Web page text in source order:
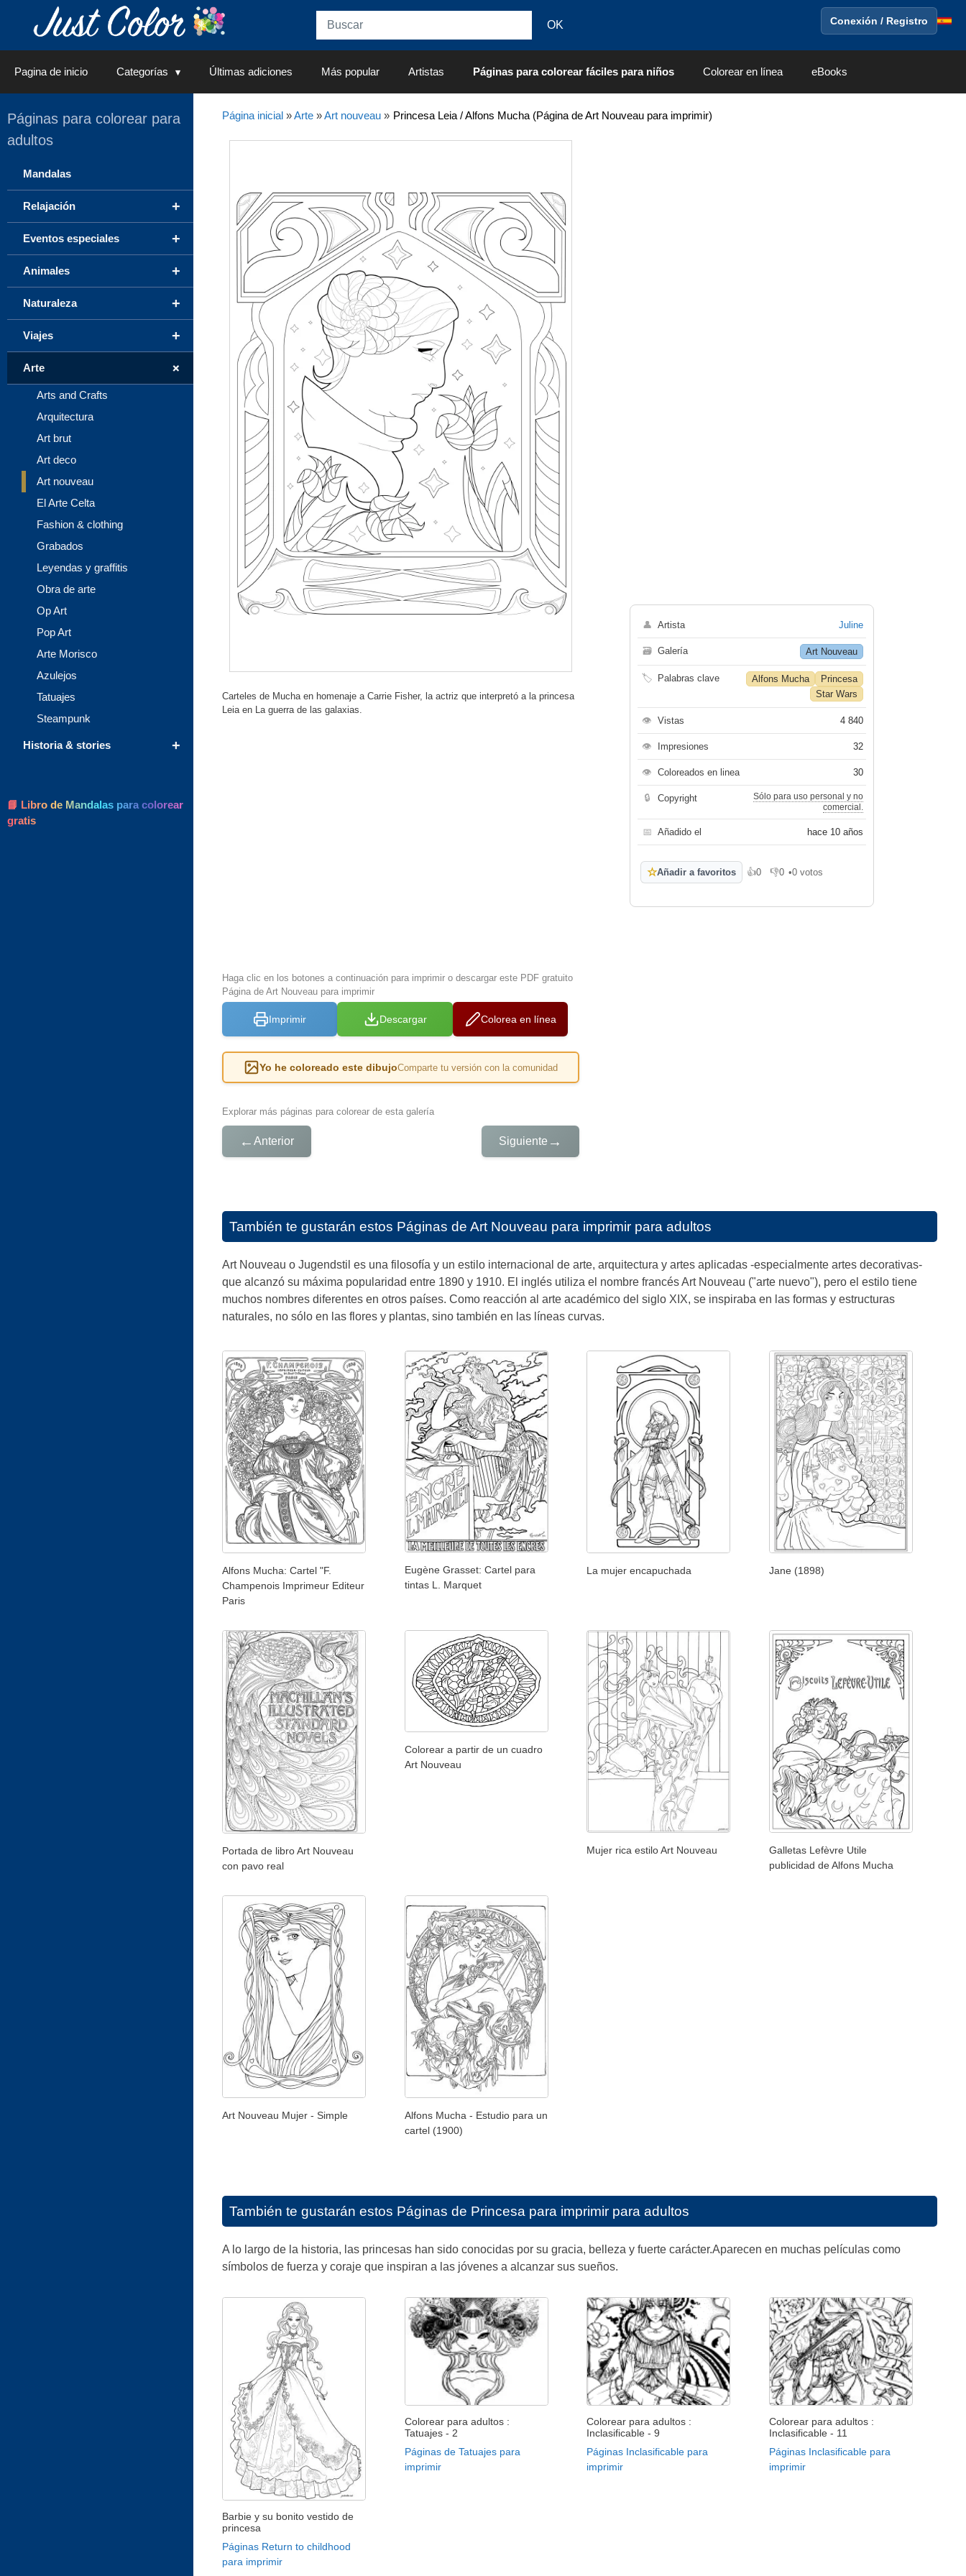
Conexión / Registro
Pagina de inicio Categorías Últimas adiciones Más popular Artistas Páginas para colorear fáciles para niños Colorear en línea eBooks
Página inicial»Arte»Art nouveau» Princesa Leia / Alfons Mucha (Página de Art Nouveau para imprimir)
Carteles de Mucha en homenaje a Carrie Fisher, la actriz que interpretó a la princesa
Leia en La guerra de las galaxias.
Haga clic en los botones a continuación para imprimir o descargar este PDF gratuito
Página de Art Nouveau para imprimir
Imprimir Descargar Colorea en línea
Yo he coloreado este dibujoComparte tu versión con la comunidad
Explorar más páginas para colorear de esta galería
← Anterior Siguiente →
👤 Artista Juline
🗃 Galería Art Nouveau
🏷 Palabras clave Alfons Mucha
Princesa
Star Wars
👁 Vistas 4 840
👁 Impresiones 32
👁 Coloreados en linea 30
🔒 Copyright
Sólo para uso personal y no
comercial.
📅 Añadido el hace 10 años
☆Añadir a favoritos 👍0
Me gusta
👎0
No me gusta
•0 votos
También te gustarán estos Páginas de Art Nouveau para imprimir para adultos
Art Nouveau o Jugendstil es una filosofía y un estilo internacional de arte, arquitectura y artes aplicadas -especialmente artes decorativas-
que alcanzó su máxima popularidad entre 1890 y 1910. El inglés utiliza el nombre francés Art Nouveau ("arte nuevo"), pero el estilo tiene
muchos nombres diferentes en otros países. Como reacción al arte académico del siglo XIX, se inspiraba en las formas y estructuras
naturales, no sólo en las flores y plantas, sino también en las líneas curvas.
Alfons Mucha: Cartel "F.
Champenois Imprimeur Editeur
Paris
Eugène Grasset: Cartel para
tintas L. Marquet
La mujer encapuchada Jane (1898)
Portada de libro Art Nouveau
con pavo real
Colorear a partir de un cuadro
Art Nouveau
Mujer rica estilo Art Nouveau
Galletas Lefèvre Utile
publicidad de Alfons Mucha
Art Nouveau Mujer - Simple
Alfons Mucha - Estudio para un
cartel (1900)
También te gustarán estos Páginas de Princesa para imprimir para adultos
A lo largo de la historia, las princesas han sido conocidas por su gracia, belleza y fuerte carácter.Aparecen en muchas películas como
símbolos de fuerza y coraje que inspiran a las jóvenes a alcanzar sus sueños.
Barbie y su bonito vestido de
princesa
Páginas Return to childhood
para imprimir
Colorear para adultos :
Tatuajes - 2
Páginas de Tatuajes para
imprimir
Colorear para adultos :
Inclasificable - 9
Páginas Inclasificable para
imprimir
Colorear para adultos :
Inclasificable - 11
Páginas Inclasificable para
imprimir
Páginas para colorear para
adultos
Mandalas
+
Relajación
+
Eventos especiales
+
Animales
+
Naturaleza
+
Viajes
+
Arte
Arts and Crafts
Arquitectura
Art brut
Art deco
Art nouveau
El Arte Celta
Fashion & clothing
Grabados
Leyendas y graffitis
Obra de arte
Op Art
Pop Art
Arte Morisco
Azulejos
Tatuajes
Steampunk
+
Historia & stories
📘 Libro de Mandalas para colorear
gratis